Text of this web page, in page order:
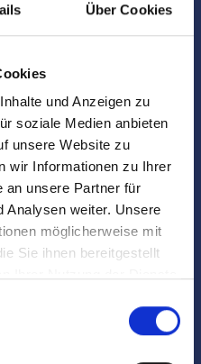
Über Cookies
und Anzeigen zu
soziale Medien anbieten
unsere Website zu
wir Informationen zu Ihrer
an unsere Partner für
Analysen weiter. Unsere
möglicherweise mit
Sie ihnen bereitgestellt
des
bei der Objekt-